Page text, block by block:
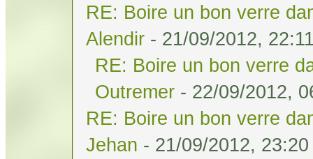
RE: Boire un bon verre
Alendir - 21/09/2012,
RE: Boire un bon verre
Outremer - 22/09/2012,
RE: Boire un bon verre
Jehan - 21/09/2012, 23:20